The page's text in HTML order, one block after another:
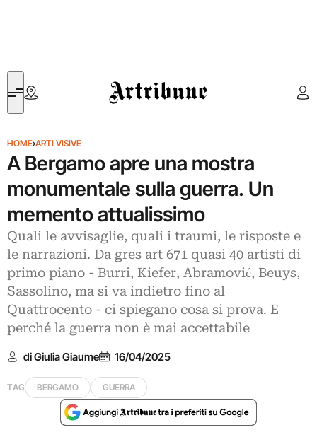
Artribune
HOME›ARTI VISIVE
A Bergamo apre una mostra
monumentale sulla guerra. Un
memento attualissimo
Quali le avvisaglie, quali i traumi, le risposte e
le narrazioni. Da gres art 671 quasi 40 artisti di
primo piano - Burri, Kiefer, Abramović, Beuys,
Sassolino, ma si va indietro fino al
Quattrocento - ci spiegano cosa si prova. E
perché la guerra non è mai accettabile
di Giulia Giaume 16/04/2025
TAG BERGAMO GUERRA